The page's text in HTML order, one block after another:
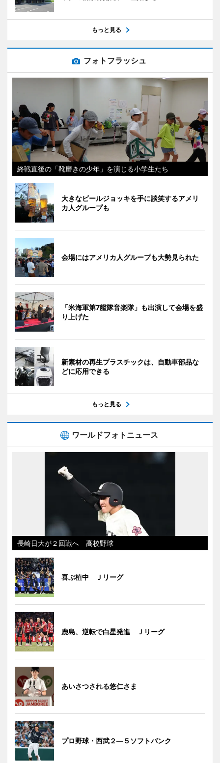
もっと見る
フォトフラッシュ
終戦直後の「靴磨きの少年」を演じる小学生たち
大きなビールジョッキを手に談笑するアメリ
カ人グループも
会場にはアメリカ人グループも大勢見られた
「米海軍第7艦隊音楽隊」も出演して会場を盛
り上げた
新素材の再生プラスチックは、自動車部品な
どに応用できる
もっと見る
ワールドフォトニュース
長崎日大が２回戦へ 高校野球
喜ぶ植中 Ｊリーグ
鹿島、逆転で白星発進 Ｊリーグ
あいさつされる悠仁さま
プロ野球・西武２―５ソフトバンク